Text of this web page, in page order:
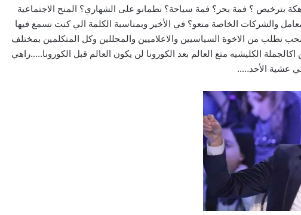
بترخيص ؟ فمة بحر؟ فمة سياحة؟ نطمانو على الشهاري؟ المنح الاجتماعية
والشركات الخاصة منعو؟ في الأخير وبمناسبة الكلمة الي كنت نسمع فيها
نطلب من الاخوة السياسيين والاعلاميين والمحللين وكل المتكلمين بمختلف
الكليشيه متع العالم بعد الكورونا لن يكون العالم قبل الكورونا…..راهي
عشية الأحد…..